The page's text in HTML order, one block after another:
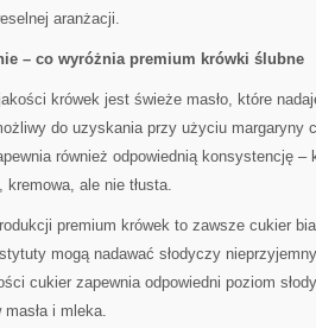
aranżacji.
– co wyróżnia premium krówki ślubne
krówek jest świeże masło, które
do uzyskania przy użyciu margaryny
również odpowiednią konsystencję
ale nie tłusta.
premium krówek to zawsze cukier
mogą nadawać słodyczy
cukier zapewnia odpowiedni poziom
i mleka.